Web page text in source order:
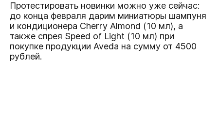
Протестировать новинки можно уже сейчас:
до конца февраля дарим миниатюры шампуня
и кондиционера Cherry Almond (10 мл), а
также спрея Speed of Light (10 мл) при
покупке продукции Aveda на сумму от 4500
рублей.